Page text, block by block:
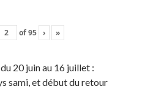
of95 › »
20 juin au 16 juillet :
sami, et début du retour